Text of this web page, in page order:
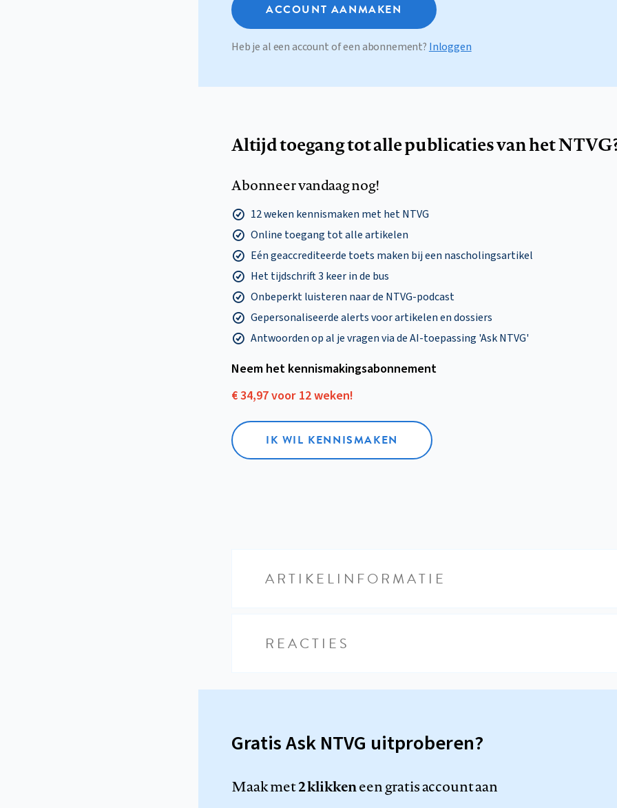
ACCOUNT AANMAKEN
Heb je al een account of een abonnement? Inloggen
Altijd toegang tot alle publicaties van het
Abonneer vandaag nog!
12 weken kennismaken met het NTVG
Online toegang tot alle artikelen
Eén geaccrediteerde toets maken bij een nascholingsartikel
Het tijdschrift 3 keer in de bus
Onbeperkt luisteren naar de NTVG-podcast
Gepersonaliseerde alerts voor artikelen en dossiers
Antwoorden op al je vragen via de AI-toepassing 'Ask NTVG'
Neem het kennismakings­abonnement
€ 34,97 voor 12 weken!
IK WIL KENNISMAKEN
ARTIKELINFORMATIE
REACTIES
Gratis Ask NTVG uitproberen?
Maak met2 klikkeneen gratis account aan